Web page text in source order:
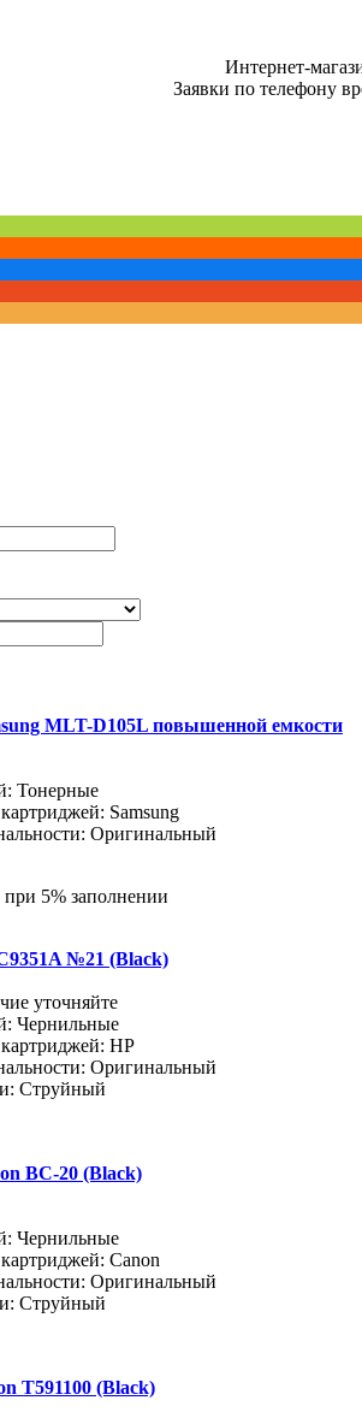
Интернет-
Заявки по телефону
MLT-D105L повышенной емкости
Тонерные
Samsung
Оригинальный
при 5% заполнении
№21 (Black)
уточняйте
Чернильные
HP
Оригинальный
Струйный
BC-20 (Black)
Чернильные
Canon
Оригинальный
Струйный
T591100 (Black)